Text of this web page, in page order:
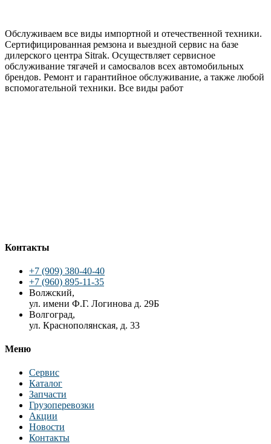
Обслуживаем все виды импортной и отечественной техники.
Сертифицированная ремзона и выездной сервис на базе
дилерского центра Sitrak. Осуществляет сервисное
обслуживание тягачей и самосвалов всех автомобильных
брендов. Ремонт и гарантийное обслуживание, а также любой
вспомогательной техники. Все виды работ
Контакты
+7 (909) 380-40-40
+7 (960) 895-11-35
Волжский,
ул. имени Ф.Г. Логинова д. 29Б
Волгоград,
ул. Краснополянская, д. 33
Меню
Сервис
Каталог
Запчасти
Грузоперевозки
Акции
Новости
Контакты